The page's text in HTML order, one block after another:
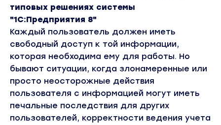
типовых решениях системы
"1С:Предприятия 8"
Каждый пользователь должен иметь
свободный доступ к той информации,
которая необходима ему для работы. Но
бывают ситуации, когда злонамеренные или
просто неосторожные действия
пользователя с информацией могут иметь
печальные последствия для других
пользователей, корректности ведения учета